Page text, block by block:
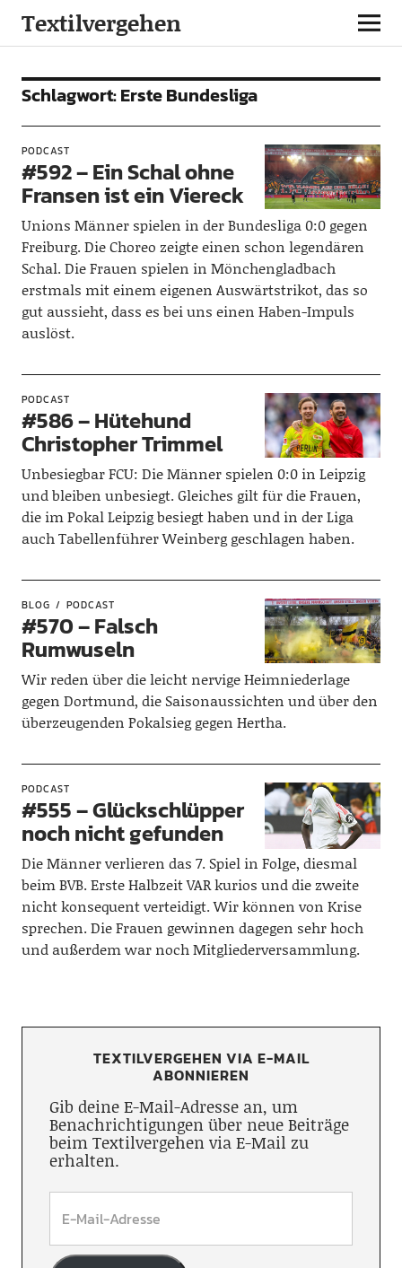
Textilvergehen
Schlagwort:Erste Bundesliga
PODCAST
#592 – Ein Schal ohne
Fransen ist ein Viereck
Unions Männer spielen in der Bundesliga 0:0 gegen
Freiburg. Die Choreo zeigte einen schon legendären
Schal. Die Frauen spielen in Mönchengladbach
erstmals mit einem eigenen Auswärtstrikot, das so
gut aussieht, dass es bei uns einen Haben-Impuls
auslöst.
PODCAST
#586 – Hütehund
Christopher Trimmel
Unbesiegbar FCU: Die Männer spielen 0:0 in Leipzig
und bleiben unbesiegt. Gleiches gilt für die Frauen,
die im Pokal Leipzig besiegt haben und in der Liga
auch Tabellenführer Weinberg geschlagen haben.
BLOG PODCAST
#570 – Falsch
Rumwuseln
Wir reden über die leicht nervige Heimniederlage
gegen Dortmund, die Saisonaussichten und über den
überzeugenden Pokalsieg gegen Hertha.
PODCAST
#555 – Glückschlüpper
noch nicht gefunden
Die Männer verlieren das 7. Spiel in Folge, diesmal
beim BVB. Erste Halbzeit VAR kurios und die zweite
nicht konsequent verteidigt. Wir können von Krise
sprechen. Die Frauen gewinnen dagegen sehr hoch
und außerdem war noch Mitgliederversammlung.
TEXTILVERGEHEN VIA E-MAIL
ABONNIEREN
Gib deine E-Mail-Adresse an, um
Benachrichtigungen über neue Beiträge
beim Textilvergehen via E-Mail zu
erhalten.